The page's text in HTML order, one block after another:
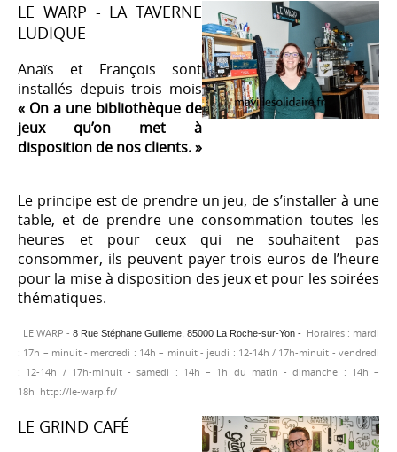
LE WARP - LA TAVERNE
LUDIQUE
Anaïs et François sont
installés depuis trois mois
« On a une bibliothèque de
jeux qu’on met à
disposition de nos clients. »
Le principe est de prendre un jeu, de s’installer à une
table, et de prendre une consommation toutes les
heures et pour ceux qui ne souhaitent pas
consommer, ils peuvent payer trois euros de l’heure
pour la mise à disposition des jeux et pour les soirées
thématiques.
LE WARP - 8 Rue Stéphane Guilleme, 85000 La Roche-sur-Yon - Horaires : mardi
: 17h – minuit - mercredi : 14h – minuit - jeudi : 12-14h / 17h-minuit - vendredi
: 12-14h / 17h-minuit - samedi : 14h – 1h du matin - dimanche : 14h –
18h http://le-warp.fr/
LE GRIND CAFÉ